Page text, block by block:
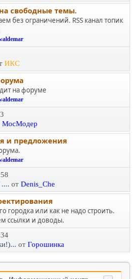
свободные темы.
без ограничений. RSS канал топик
ИКС
на форуме
МосМодер
и предложения
от Denis_Che
городка или как не надо строить.
ссылки и доводы.
от Горошинка